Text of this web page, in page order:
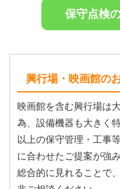
保守点検
興行場・映画館の
映画館を含む興行場は
為、設備機器も大きく
以上の保守管理・工事
に合わせたご提案が強
総合的に見れることで